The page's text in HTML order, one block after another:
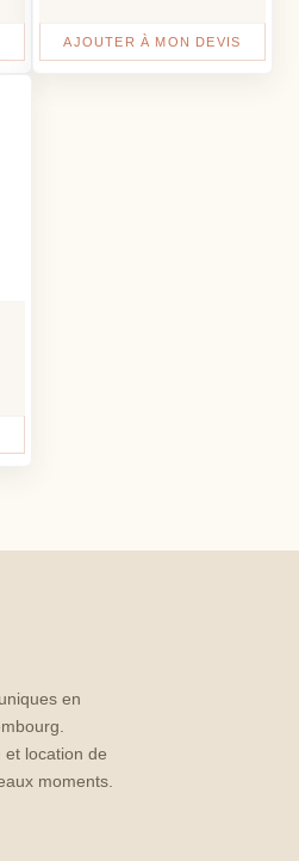
AJOUTER À MON DEVIS
en
location de
moments.